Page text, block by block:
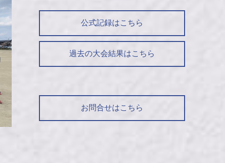
公式記録はこちら
過去の大会結果はこちら
お問合せはこちら